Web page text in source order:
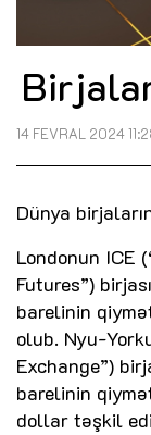
14 FEVRAL 2024
Dünya
Londonun ICE
Futures”)
barelinin
olub. Nyu-
Exchange”)
barelinin
dollar təşkil